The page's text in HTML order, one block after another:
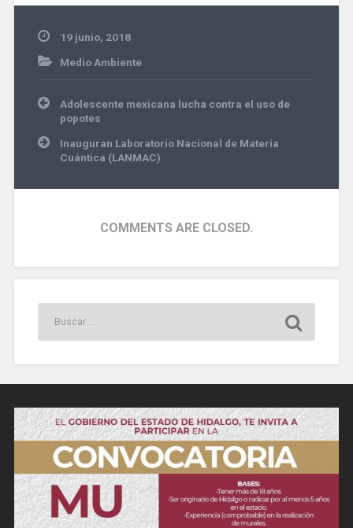
19 junio, 2018
Medio Ambiente
Navegación
entradas
Adolescente mexicana lucha contra el uso de
popotes
Inauguran Laboratorio Nacional de Materia
Cuántica (LANMAC)
COMMENTS ARE CLOSED.